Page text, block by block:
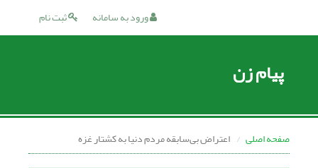
ثبت نام ورود به سامانه
پیام زن
صفحه اصلی اعتراض بی‌سابقه مردم دنیا به کشتار غزه